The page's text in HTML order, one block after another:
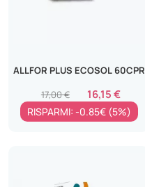
ALLFOR PLUS ECOSOL 60CPR
16,15 €
17,00 €
RISPARMI: -0.85€ (5%)